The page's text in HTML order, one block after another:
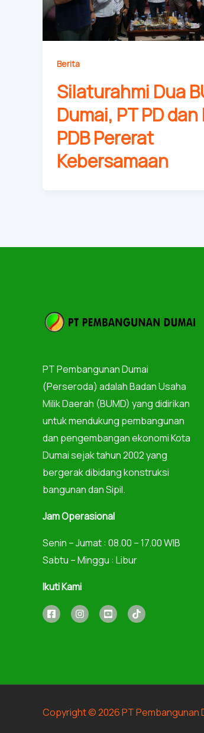
Berita
Silaturahmi Dua
Dumai, PT PD dan
PDB Pererat
Kebersamaan
PT Pembangunan Dumai
(Perseroda) adalah Badan Usaha
Milik Daerah (BUMD) yang didirikan
untuk mendukung pembangunan
dan pengembangan ekonomi Kota
Dumai sejak tahun 2002 yang
bergerak dibidang konstruksi
bangunan dan Sipil.
Jam Operasional
Senin – Jumat : 08.00 – 17.00 WIB
Sabtu – Minggu : Libur
Ikuti Kami
Copyright © 2026PT Pembangunan